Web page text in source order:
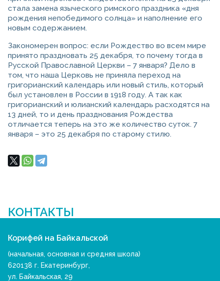
стала замена языческого римского праздника «дня
рождения непобедимого солнца» и наполнение его
новым содержанием.
Закономерен вопрос: если Рождество во всем мире
принято праздновать 25 декабря, то почему тогда в
Русской Православной Церкви – 7 января? Дело в
том, что наша Церковь не приняла переход на
григорианский календарь или новый стиль, который
был установлен в России в 1918 году. А так как
григорианский и юлианский календарь расходятся на
13 дней, то и день празднования Рождества
отличается теперь на это же количество суток. 7
января – это 25 декабря по старому стилю.
КОНТАКТЫ
Корифей на Байкальской
(начальная, основная и средняя школа)
620138 г. Екатеринбург,
ул. Байкальская, 29